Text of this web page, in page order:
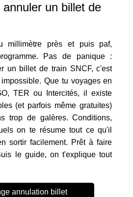
un billet de
millimètre près et puis paf,
Pas de panique :
un billet de train SNCF, c'est
Que tu voyages en
TER ou Intercités, il existe
(et parfois même gratuites)
trop de galères. Conditions,
on te résume tout ce qu'il
sortir facilement. Prêt à faire
le guide, on t'explique tout
annulation billet